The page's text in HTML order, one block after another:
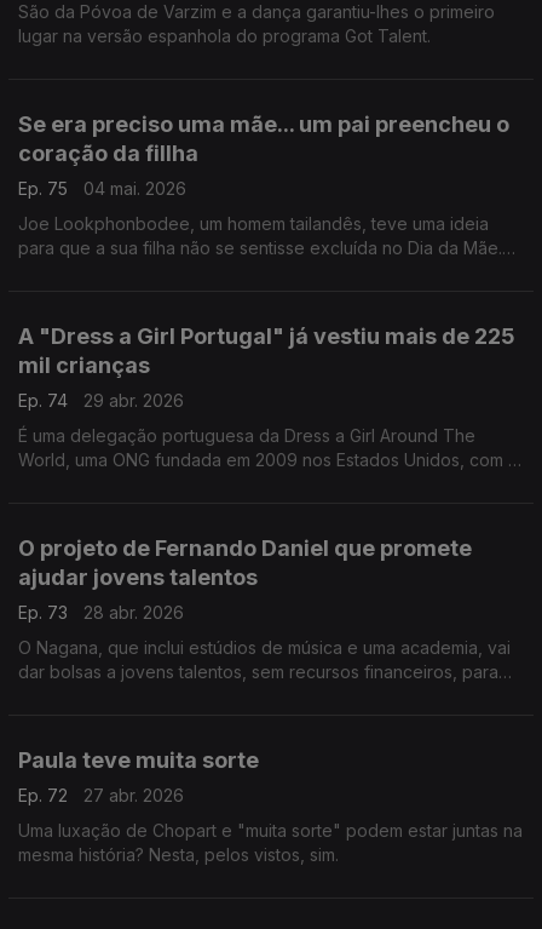
São da Póvoa de Varzim e a dança garantiu-lhes o primeiro
lugar na versão espanhola do programa Got Talent.
Se era preciso uma mãe... um pai preencheu o
coração da fillha
Ep. 75
04 mai. 2026
Joe Lookphonbodee, um homem tailandês, teve uma ideia
para que a sua filha não se sentisse excluída no Dia da Mãe.
A "Dress a Girl Portugal" já vestiu mais de 225
mil crianças
Ep. 74
29 abr. 2026
É uma delegação portuguesa da Dress a Girl Around The
World, uma ONG fundada em 2009 nos Estados Unidos, com a
O projeto de Fernando Daniel que promete
ajudar jovens talentos
Ep. 73
28 abr. 2026
O Nagana, que inclui estúdios de música e uma academia, vai
dar bolsas a jovens talentos, sem recursos financeiros, para
Paula teve muita sorte
Ep. 72
27 abr. 2026
Uma luxação de Chopart e "muita sorte" podem estar juntas na
mesma história? Nesta, pelos vistos, sim.